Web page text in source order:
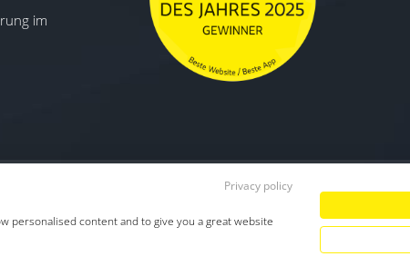
im
Datenschutz Impressum
Privacy policy
personalised content and to give you a great website